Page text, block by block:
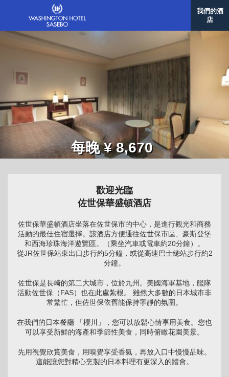
我們的酒
店
每晚 ¥ 8,670
歡迎光臨
佐世保華盛頓酒店
佐世保華盛頓酒店坐落在佐世保市的中心，是進行觀光和商務
活動的最佳住宿選擇。該酒店方便通往佐世保市區、豪斯登堡
和西海珍珠海洋遊覽區。（乘坐汽車或電車約20分鐘）。
從JR佐世保站東出口步行約5分鐘，或從高速巴士總站步行約2
分鐘。
佐世保是長崎的第二大城市，位於九州。美國海軍基地，艦隊
活動佐世保（FAS）也在此處紮根。 雖然大多數的日本城市非
常繁忙，但佐世保依舊能保持寧靜的氛圍。
在我們的日本餐廳 「櫻川」，您可以放鬆心情享用美食。您也
可以享受新鮮的海產和季節性美食，同時俯瞰花園美景。
先用視覺欣賞美食，用嗅覺享受香氣，再放入口中慢慢品味。
這能讓您對精心烹製的日本料理有更深入的體會。